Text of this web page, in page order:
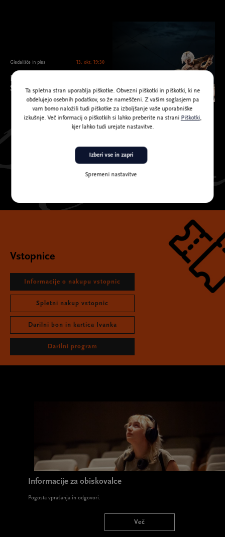
Gledališče in ples 13. okt. 19:30
MN Dance Company &
Silence: Brezmejno telo
Vstopnice
Informacije o nakupu vstopnic
Spletni nakup vstopnic
Darilni bon in kartica Ivanka
Darilni program
Informacije za obiskovalce
Pogosta vprašanja in odgovori.
Več
Ta spletna stran uporablja piškotke. Obvezni piškotki in piškotki, ki ne
obdelujejo osebnih podatkov, so že nameščeni. Z vašim soglasjem pa
vam bomo naložili tudi piškotke za izboljšanje vaše uporabniške
izkušnje. Več informacij o piškotkih si lahko preberite na strani Piškotki,
kjer lahko tudi urejate nastavitve.
Spremeni nastavitve
Izberi vse in zapri